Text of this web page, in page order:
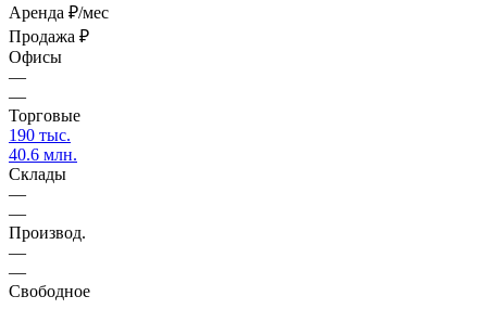
Аренда ₽/мес
Продажа ₽
Офисы
—
—
Торговые
190 тыс.
40.6 млн.
Склады
—
—
Производ.
—
—
Свободное